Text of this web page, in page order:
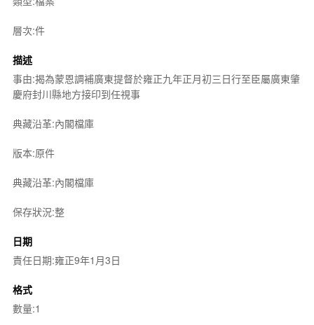
層次:件
描述
事由:揭為蒙恩調補廣東提督於雍正九年正月初三日行至臣屬廣東肇
慶府封川縣地方接印到任視事
典藏沿革:內閣檔庫
版本:原件
典藏沿革:內閣檔庫
保存狀況:整
日期
責任日期:雍正9年1月3日
格式
數量:1